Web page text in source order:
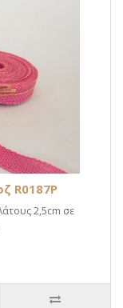
R0187P
2,5cm σε